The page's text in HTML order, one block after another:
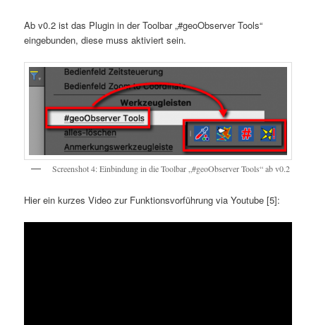
Ab v0.2 ist das Plugin in der Toolbar „#geoObserver Tools“
eingebunden, diese muss aktiviert sein.
Screenshot 4: Einbindung in die Toolbar „#geoObserver Tools“ ab v0.2
Hier ein kurzes Video zur Funktionsvorführung via Youtube [5]: